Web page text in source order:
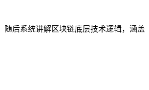
后系统讲解区块链底层技术逻辑，涵盖